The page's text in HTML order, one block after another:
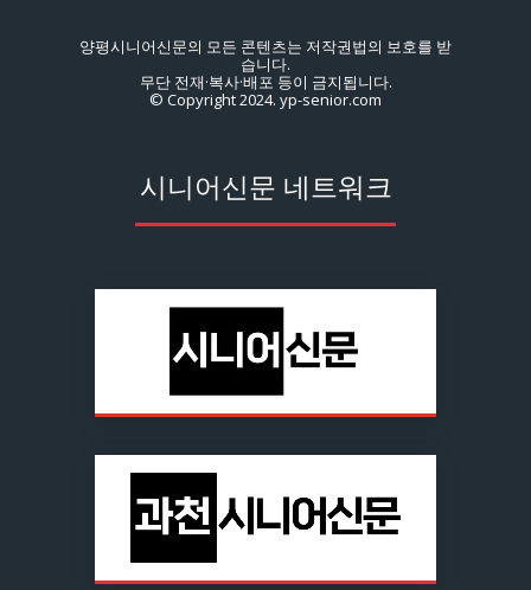
양평시니어신문의 모든 콘텐츠는 저작권법의 보호를 받
습니다.
무단 전재·복사·배포 등이 금지됩니다.
© Copyright 2024. yp-senior.com
시니어신문 네트워크